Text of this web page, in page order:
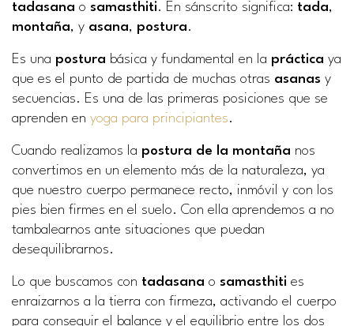
tadasana o samasthiti. En sánscrito significa: tada,
montaña, y asana, postura.
Es una postura básica y fundamental en la práctica ya
que es el punto de partida de muchas otras asanas y
secuencias. Es una de las primeras posiciones que se
aprenden en yoga para principiantes.
Cuando realizamos la postura de la montaña nos
convertimos en un elemento más de la naturaleza, ya
que nuestro cuerpo permanece recto, inmóvil y con los
pies bien firmes en el suelo. Con ella aprendemos a no
tambalearnos ante situaciones que puedan
desequilibrarnos.
Lo que buscamos con tadasana o samasthiti es
enraizarnos a la tierra con firmeza, activando el cuerpo
para conseguir el balance y el equilibrio entre los dos